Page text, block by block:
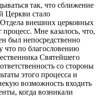
так, что сближение
Церкви стало
Отдела внешних церковных
процесс. Мне казалось, что,
был непосредственно
что по благословению
Святейшего
со стороны
этого процесса и
возможность входить
когда возникали